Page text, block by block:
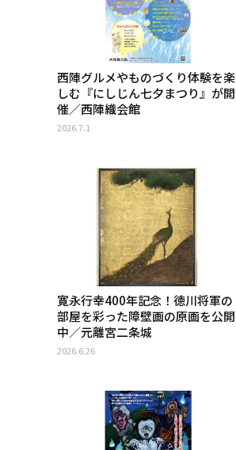
西陣グルメやものづくり体験を楽
しむ『にしじん七夕まつり』が開
催／西陣織会館
2026.7.1
寛永行幸400年記念！徳川将軍の
部屋を彩った障壁画の原画を公開
中／元離宮二条城
2026.6.26